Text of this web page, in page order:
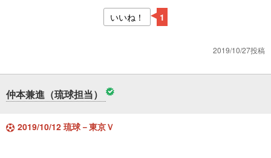
いいね！ 1
2019/10/27投稿
仲本兼進（琉球担当）
2019/10/12 琉球－東京Ｖ